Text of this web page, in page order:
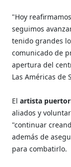
"Hoy
seguimos
tenido grandes
comunicado de
apertura del
Las Américas de
Elartista
aliados y
"continuar
además de
para combatirlo.